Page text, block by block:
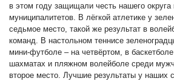
в этом году защищали честь нашего округа
муниципалитетов. В лёгкой атлетике у
седьмое место, такой же результат в
команд. В настольном теннисе
мини-футболе – на четвёртом, в
шахматах и пляжном волейболе среди
второе место. Лучшие результаты у наших